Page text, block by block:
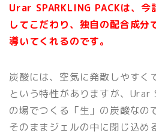
Urar SPARKLING PACKは、今
してこだわり、独自の配合成分
導いてくれるのです。
炭酸には、空気に発散しやすく
という特性がありますが、Urar
の場でつくる「生」の炭酸なの
そのままジェルの中に閉じ込め